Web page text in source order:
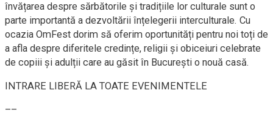
învățarea despre sărbătorile și tradițiile lor culturale sunt o
parte importantă a dezvoltării înțelegerii interculturale. Cu
ocazia OmFest dorim să oferim oportunități pentru noi toți de
a afla despre diferitele credințe, religii și obiceiuri celebrate
de copiii și adulții care au găsit în București o nouă casă.
INTRARE LIBERĂ LA TOATE EVENIMENTELE
––